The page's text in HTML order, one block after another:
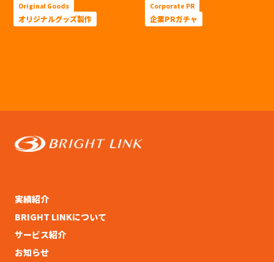
Original Goods
オリジナルグッズ製作
Corporate PR
企業PRガチャ
実績紹介
BRIGHT LINKについて
サービス紹介
お知らせ